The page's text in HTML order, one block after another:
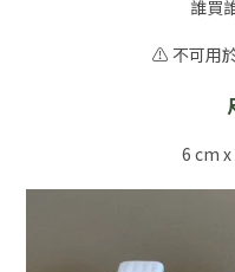
誰買
⚠️ 不可用
6 cm